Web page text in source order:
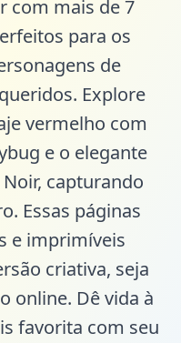
com mais de 7
para os
de
Explore
vermelho com
e o elegante
capturando
Essas páginas
e imprimíveis
criativa, seja
online. Dê vida à
favorita com seu